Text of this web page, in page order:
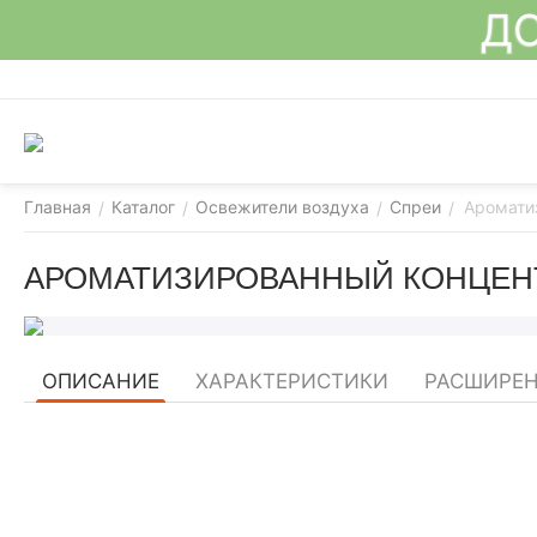
Главная / Каталог / Освежители воздуха / Спреи /
АРОМАТИЗИРОВАННЫЙ
ОПИСАНИЕ ХАРАКТЕРИСТИКИ